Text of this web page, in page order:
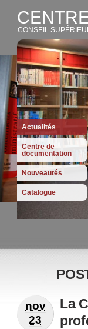
CONSEIL
Actualités
Centre de
documentation
Nouveautés
Catalogue
nov
23
La